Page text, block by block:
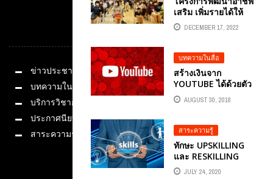
อ.ดร.ต้นรัก ธวัชชัย
สุขสีดา อาจารย์ ผู้ทรง
คุณวุฒิด้านออนไลน์
เสริม เพิ่มรายได้ให้
ชุมชนดีพร้อม (อาชีพ
ดีพร้อม) อ.ดร.ต้นรัก
วิทยาลัยเทคโนโลยี
พณิชยการราชดำเนิน
DECEMBER 17, 2022
บทความในสื่อ
สร้างเงินจาก
YOUTUBE ได้ด้วยตัว
เราAUGUST 30, 2018
สาระความรู้
ทักษะ UPSKILLING
และ RESKILLING
ช่วยให้อยู่รอดในยุค
JULY 24, 2020
ข่าวประชาสัมพันธ์
บทความในสื่อ
บริการวิชาการ
ประกาศนียบัตร
สาระความรู้